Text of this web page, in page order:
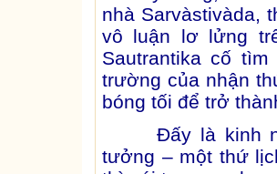
nhà Sarvàstivàda,
vô luận lơ lửng
Sautrantika cố
trường của nhận
bóng tối để trở
Đấy là kinh
tưởng – một thứ